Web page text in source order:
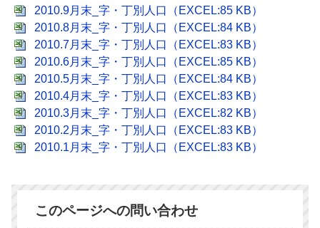
2010.9月末_字・丁別人口（EXCEL:85 KB）
2010.8月末_字・丁別人口（EXCEL:84 KB）
2010.7月末_字・丁別人口（EXCEL:83 KB）
2010.6月末_字・丁別人口（EXCEL:85 KB）
2010.5月末_字・丁別人口（EXCEL:84 KB）
2010.4月末_字・丁別人口（EXCEL:83 KB）
2010.3月末_字・丁別人口（EXCEL:82 KB）
2010.2月末_字・丁別人口（EXCEL:83 KB）
2010.1月末_字・丁別人口（EXCEL:83 KB）
このページへの問い合わせ